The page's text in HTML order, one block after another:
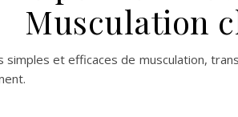
Musculation
simples et efficaces de musculation,